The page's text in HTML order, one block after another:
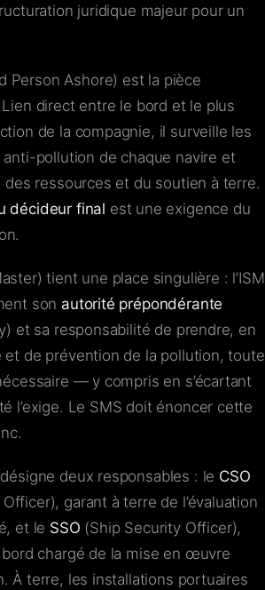
juridique majeur pour un
Person Ashore) est la pièce
Lien direct entre le bord et le plus
de la compagnie, il surveille les
pollution de chaque navire et
des ressources et du soutien à terre.
décideur final est une exigence du
tient une place singulière : l’ISM
son autorité prépondérante
et sa responsabilité de prendre, en
et de prévention de la pollution, toute
— y compris en s’écartant
l’exige. Le SMS doit énoncer cette
deux responsables : le CSO
garant à terre de l’évaluation
et le SSO (Ship Security Officer),
chargé de la mise en œuvre
À terre, les installations portuaires